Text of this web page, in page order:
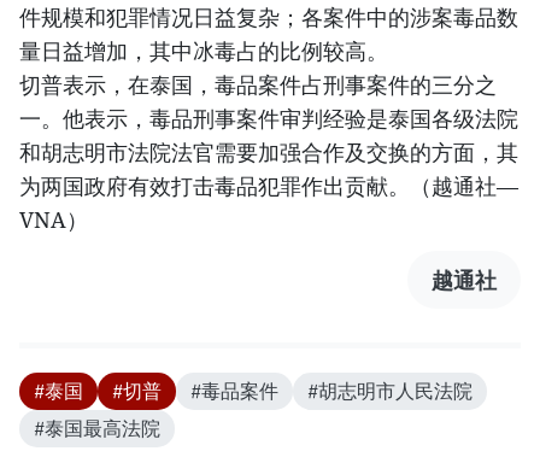
件规模和犯罪情况日益复杂；各案件中的涉案毒品数
量日益增加，其中冰毒占的比例较高。
切普表示，在泰国，毒品案件占刑事案件的三分之
一。他表示，毒品刑事案件审判经验是泰国各级法院
和胡志明市法院法官需要加强合作及交换的方面，其
为两国政府有效打击毒品犯罪作出贡献。（越通社—
VNA）
越通社
#泰国 #切普 #毒品案件
#胡志明市人民法院
#泰国最高法院